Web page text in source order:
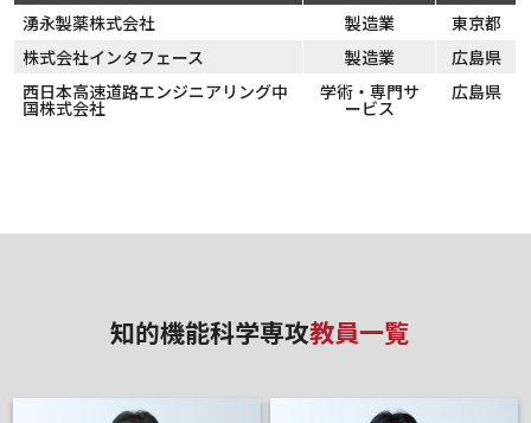
湧永製薬株式会社
製造業
東京都
株式会社インタフェース
製造業
広島県
西日本高速道路エンジニアリング中
国株式会社
学術・専門サ
ービス
広島県
知的機能科学専攻教員一覧